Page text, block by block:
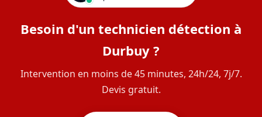
Besoin d'un technicien détection à
Durbuy ?
Intervention en moins de 45 minutes, 24h/24, 7j/7.
Devis gratuit.